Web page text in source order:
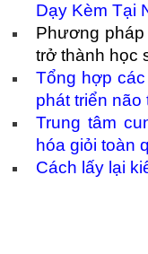
Dạy Kèm Tại
Phương
trở thành học
Tổng hợp
phát triển não
Trung tâm
hóa giỏi toàn
Cách lấy lại